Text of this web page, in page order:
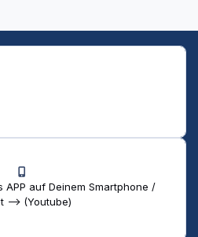
APP auf Deinem Smartphone /
--> (Youtube)